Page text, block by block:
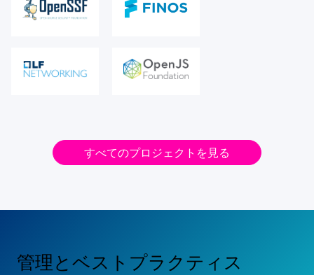
すべてのプロジェクトを見る
管理とベストプラクティス